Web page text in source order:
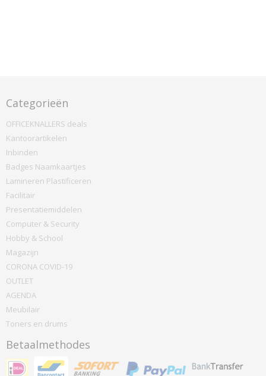
Categorieën
OFFICEKNALLERS deals
Kantoorartikelen
Inbinden
Badges Naamkaartjes
Lamineren Plastificeren
Facilitair
Presentatiemiddelen
Computer & Security
Hobby & School
Magazijn
CORONA COVID-19
OUTLET
AGENDA
Meubilair
Toners en drums
Betaalmethodes